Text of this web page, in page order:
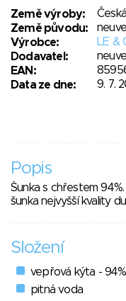
Země výroby:
Země původu:
Výrobce:
LE &
Dodavatel:
EAN:
Data ze dne:
9. 7.
Popis
Šunka s chřestem
šunka nejvyšší kvality
Složení
vepřová kýta - 94%
pitná voda